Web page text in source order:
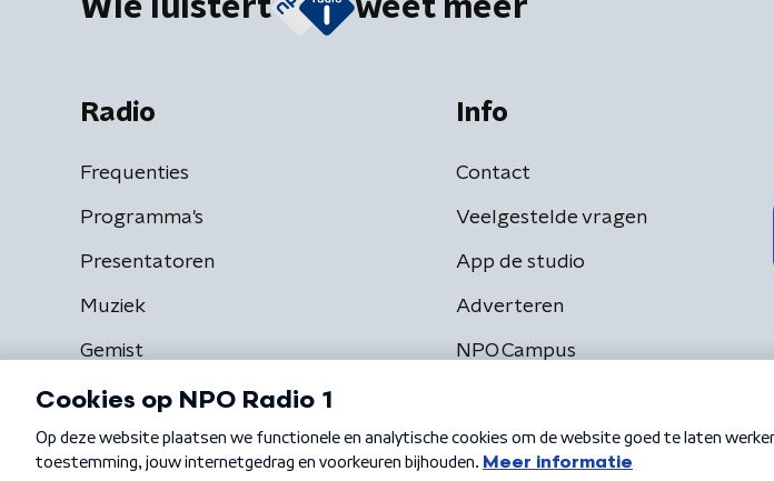
Wie luistert weet meer
Radio
Frequenties
Programma's
Presentatoren
Muziek
Gemist
Info
Contact
Veelgestelde vragen
App de studio
Adverteren
NPO Campus
Algemene voorwaarden Privacybeleid